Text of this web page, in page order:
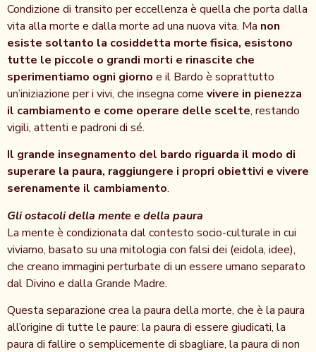
Condizione di transito per eccellenza è quella che porta dalla
vita alla morte e dalla morte ad una nuova vita. Ma non
esiste soltanto la cosiddetta morte fisica, esistono
tutte le piccole o grandi morti e rinascite che
sperimentiamo ogni giorno e il Bardo è soprattutto
un’iniziazione per i vivi, che insegna come vivere in pienezza
il cambiamento e come operare delle scelte, restando
vigili, attenti e padroni di sé.
Il grande insegnamento del bardo riguarda il modo di
superare la paura, raggiungere i propri obiettivi e vivere
serenamente il cambiamento.
Gli ostacoli della mente e della paura
La mente è condizionata dal contesto socio-culturale in cui
viviamo, basato su una mitologia con falsi dei (eidola, idee),
che creano immagini perturbate di un essere umano separato
dal Divino e dalla Grande Madre.
Questa separazione crea la paura della morte, che è la paura
all’origine di tutte le paure: la paura di essere giudicati, la
paura di fallire o semplicemente di sbagliare, la paura di non